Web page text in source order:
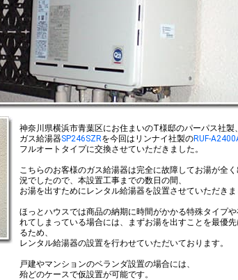
神奈川県横浜市青葉区にお住まいのT様邸のパーパス社製、
ガス給湯器SP246SZRを今回はリンナイ社製のRUF-
フルオートタイプに交換させていただきました。
こちらのお客様のガス給湯器は完全に故障してお湯が全
況でしたので、本設置工事までの数日の間、
お湯を出すためにレンタル給湯器を設置させていただきま
ほっとハウスでは商品の納期に時間がかかる特殊タイプ
れてしまっている場合には、まずお湯を出すことを最優
るため、
レンタル給湯器の設置を行わせていただいております。
戸建やマンションのベランダ設置の場合には、
殆どのケースで仮設置が可能です。